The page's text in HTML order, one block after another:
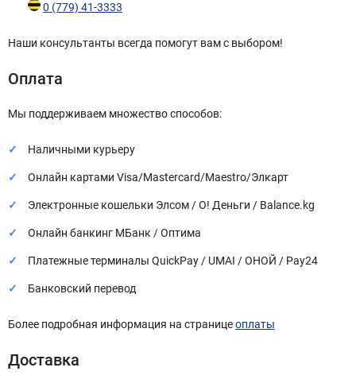
0 (779) 41-3333
Наши консультанты всегда помогут вам с выбором!
Оплата
Мы поддерживаем множество способов:
Наличными курьеру
Онлайн картами Visa/Mastercard/Maestro/Элкарт
Электронные кошельки Элсом / О! Деньги / Balance.kg
Онлайн банкинг МБанк / Оптима
Платежные терминалы QuickPay / UMAI / ОНОЙ / Pay24
Банковский перевод
Более подробная информация на страницеоплаты
Доставка